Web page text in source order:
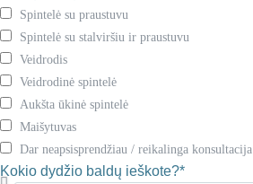
Spintelė su praustuvu
Spintelė su stalviršiu ir praustuvu
Veidrodis
Veidrodinė spintelė
Aukšta ūkinė spintelė
Maišytuvas
Dar neapsisprendžiau / reikalinga konsultacija
Kokio dydžio baldų ieškote?*